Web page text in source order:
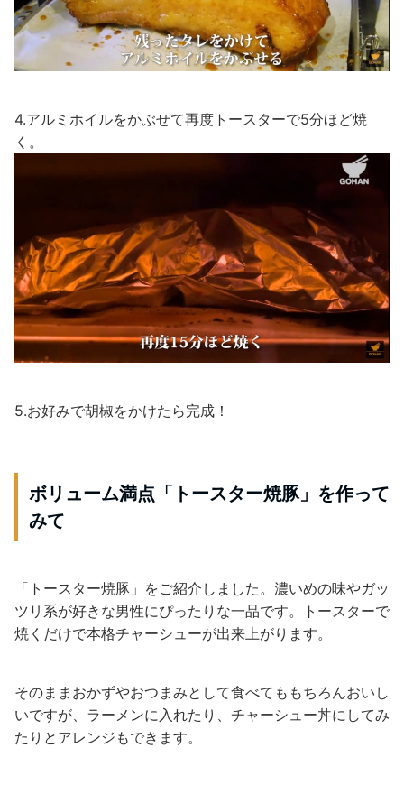
4.アルミホイルをかぶせて再度トースターで5分ほど焼
く。
5.お好みで胡椒をかけたら完成！
ボリューム満点「トースター焼豚」を作って
みて
「トースター焼豚」をご紹介しました。濃いめの味やガッ
ツリ系が好きな男性にぴったりな一品です。トースターで
焼くだけで本格チャーシューが出来上がります。
そのままおかずやおつまみとして食べてももちろんおいし
いですが、ラーメンに入れたり、チャーシュー丼にしてみ
たりとアレンジもできます。